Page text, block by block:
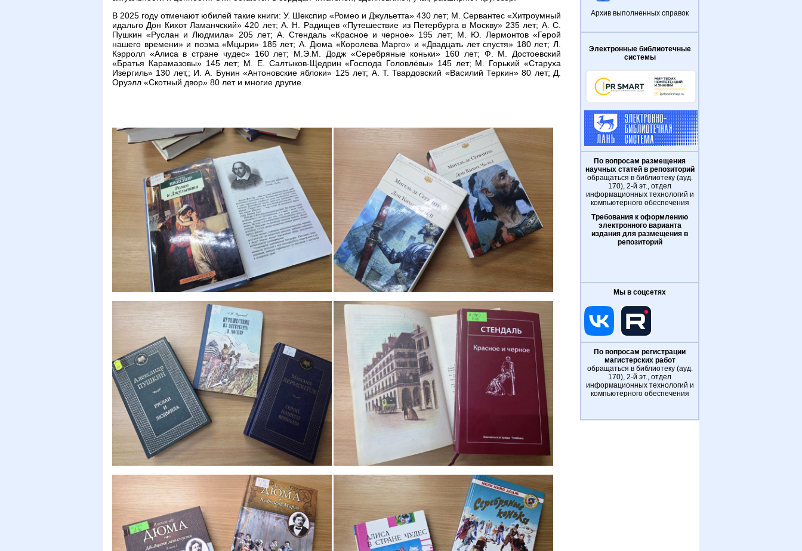
В 2025 году отмечают юбилей такие книги: У. Шекспир «Ромео и Джульетта» 430 лет; М. Сервантес «Хитроумный
идальго Дон Кихот Ламанчский» 420 лет; А. Н. Радищев «Путешествие из Петербурга в Москву» 235 лет; А. С.
Пушкин «Руслан и Людмила» 205 лет; А. Стендаль «Красное и черное» 195 лет; М. Ю. Лермонтов «Герой
нашего времени» и поэма «Мцыри» 185 лет; А. Дюма «Королева Марго» и «Двадцать лет спустя» 180 лет; Л.
Кэрролл «Алиса в стране чудес» 160 лет; М.Э.М. Додж «Серебряные коньки» 160 лет; Ф. М. Достоевский
«Братья Карамазовы» 145 лет; М. Е. Салтыков-Щедрин «Господа Головлёвы» 145 лет; М. Горький «Старуха
Изергиль» 130 лет,; И. А. Бунин «Антоновские яблоки» 125 лет; А. Т. Твардовский «Василий Теркин» 80 лет; Д.
Оруэлл «Скотный двор» 80 лет и многие другие.
Архив выполненных справок
Электронные библиотечные
системы
По вопросам размещения
научных статей в репозиторий
обращаться в библиотеку (ауд.
170), 2-й эт., отдел
информационных технологий и
компьютерного обеспечения
Требования к оформлению
электронного варианта
издания для размещения в
репозиторий
Мы в соцсетях
По вопросам регистрации
магистерских работ
обращаться в библиотеку (ауд.
170), 2-й эт., отдел
информационных технологий и
компьютерного обеспечения